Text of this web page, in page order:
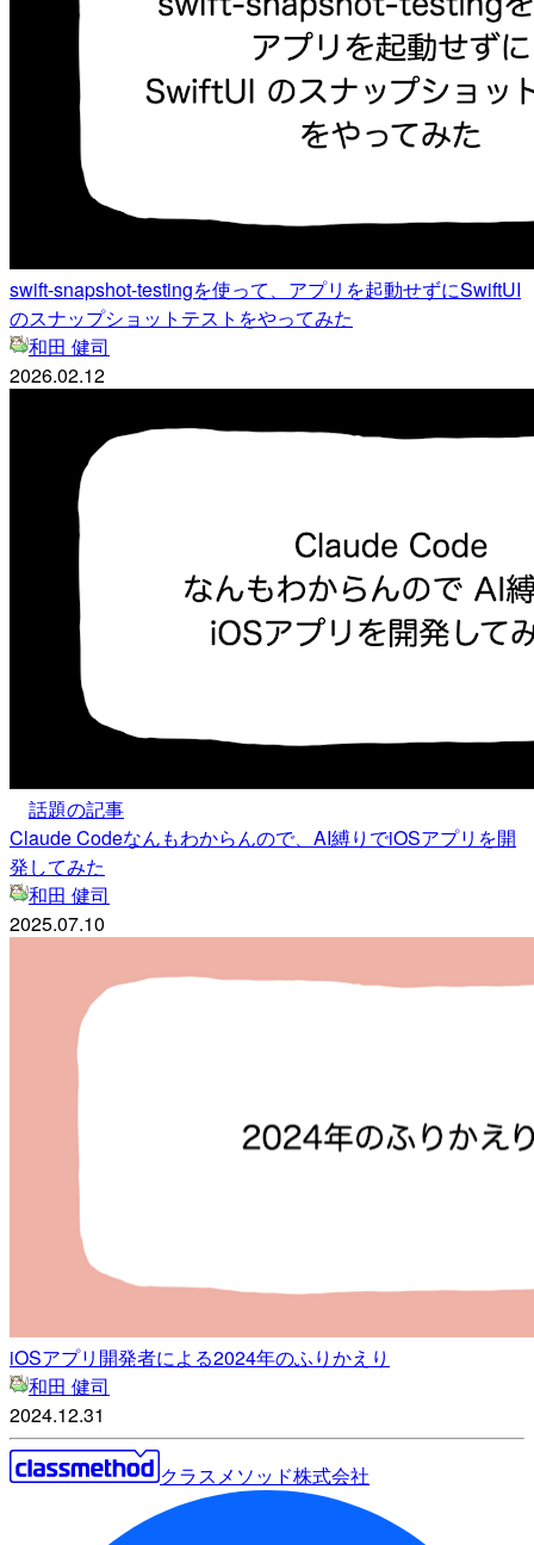
swift-snapshot-testingを使って、アプリを起動せずにSwiftUI
のスナップショットテストをやってみた
和田 健司
2026.02.12
話題の記事
Claude Codeなんもわからんので、AI縛りでiOSアプリを開
発してみた
和田 健司
2025.07.10
iOSアプリ開発者による2024年のふりかえり
和田 健司
2024.12.31
クラスメソッド株式会社